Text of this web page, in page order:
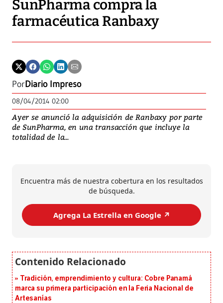
SunPharma compra la
farmacéutica Ranbaxy
PorDiario Impreso
08/04/2014 02:00
Ayer se anunció la adquisición de Ranbaxy por parte
de SunPharma, en una transacción que incluye la
totalidad de la...
Encuentra más de nuestra cobertura en los resultados
de búsqueda.
Agrega La Estrella en Google ↗️
Tradición, emprendimiento y cultura: Cobre Panamá
marca su primera participación en la Feria Nacional de
Artesanías